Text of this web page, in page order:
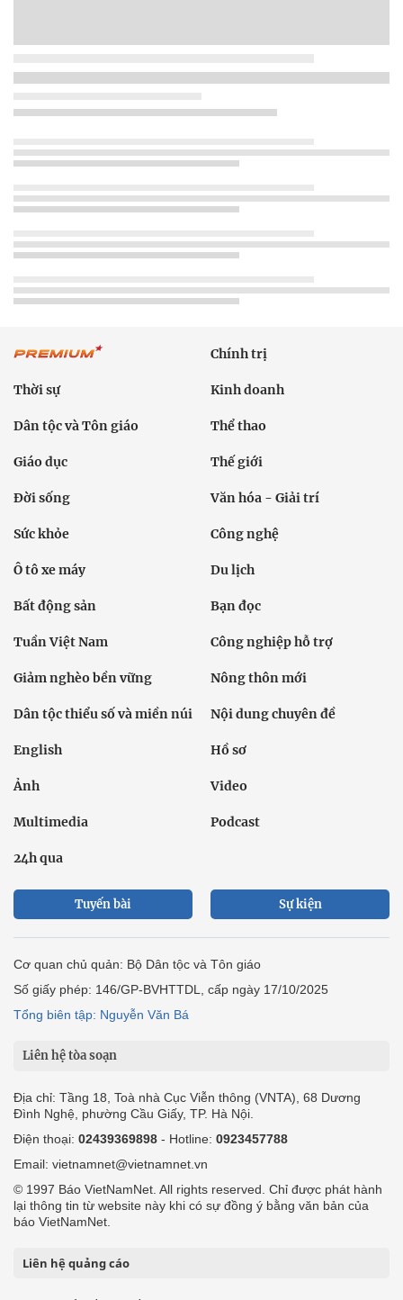
Chính trị
Thời sự Kinh doanh
Dân tộc và Tôn giáo Thể thao
Giáo dục Thế giới
Đời sống Văn hóa - Giải trí
Sức khỏe Công nghệ
Ô tô xe máy Du lịch
Bất động sản Bạn đọc
Tuần Việt Nam Công nghiệp hỗ trợ
Giảm nghèo bền vững Nông thôn mới
Dân tộc thiểu số và miền núi Nội dung chuyên đề
English Hồ sơ
Ảnh Video
Multimedia Podcast
24h qua
Tuyến bài Sự kiện
Cơ quan chủ quản: Bộ Dân tộc và Tôn giáo
Số giấy phép: 146/GP-BVHTTDL, cấp ngày 17/10/2025
Tổng biên tập: Nguyễn Văn Bá
Liên hệ tòa soạn
Địa chỉ: Tầng 18, Toà nhà Cục Viễn thông (VNTA), 68 Dương
Đình Nghệ, phường Cầu Giấy, TP. Hà Nội.
Điện thoại: 02439369898 - Hotline: 0923457788
Email: vietnamnet@vietnamnet.vn
© 1997 Báo VietNamNet. All rights reserved. Chỉ được phát hành
lại thông tin từ website này khi có sự đồng ý bằng văn bản của
báo VietNamNet.
Liên hệ quảng cáo